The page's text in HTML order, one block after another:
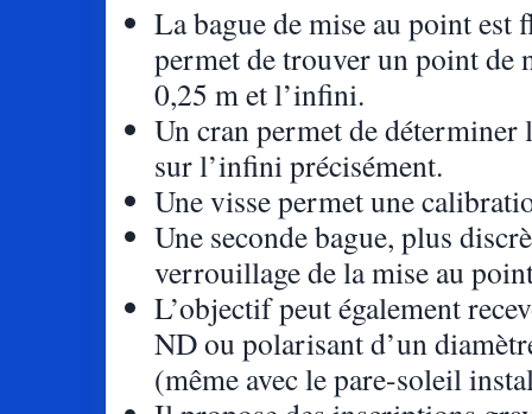
La bague de mise au point est
permet de trouver un point de
0,25 m et l’infini.
Un cran permet de déterminer
sur l’infini précisément.
Une visse permet une
Une seconde bague, plus
verrouillage de la mise au
L’objectif peut également
ND ou polarisant d’un
(même avec le pare-soleil